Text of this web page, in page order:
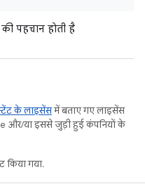
पहचान होती है
के लाइसेंसमें बताए गए लाइसेंस
और/या इससे जुड़ी हुई कंपनियों के
किया गया.